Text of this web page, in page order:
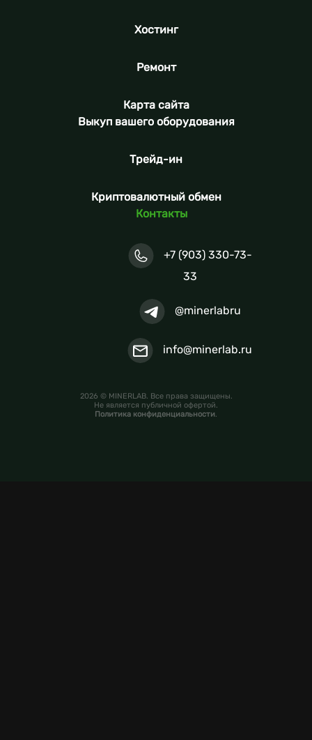
Хостинг
Ремонт
Карта сайта
Выкуп вашего оборудования
Трейд-ин
Криптовалютный обмен
Контакты
+7 (903) 330-73-
33
@minerlabru
info@minerlab.ru
2026 © MINERLAB. Все права защищены.
Не является публичной офертой.
Политика конфиденциальности.